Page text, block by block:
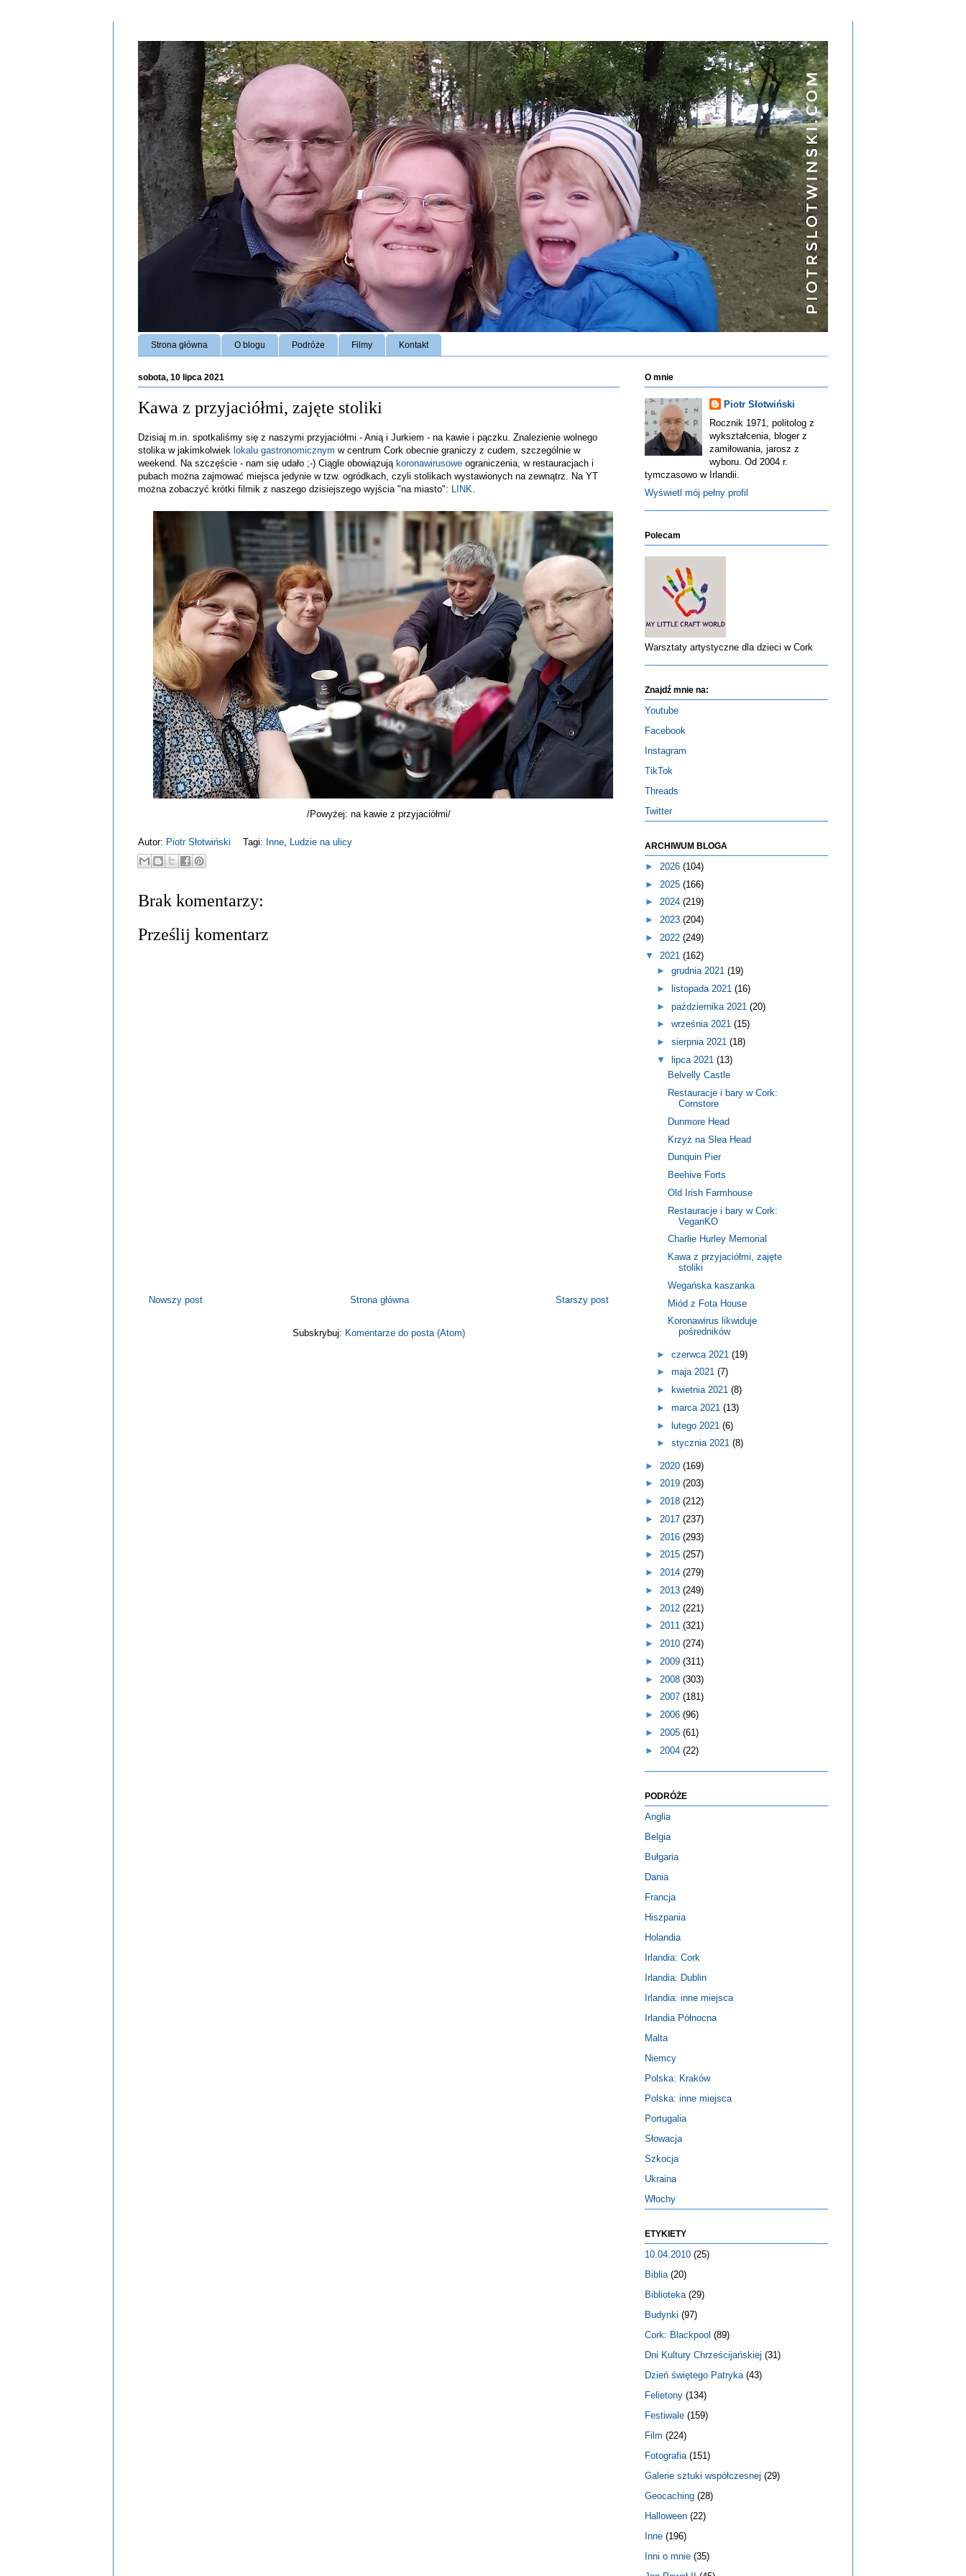
Strona główna O blogu Podróże Filmy Kontakt
sobota, 10 lipca 2021
Kawa z przyjaciółmi, zajęte stoliki
Dzisiaj m.in. spotkaliśmy się z naszymi przyjaciółmi - Anią i Jurkiem - na kawie i pączku. Znalezienie wolnego
stolika w jakimkolwiek lokalu gastronomicznym w centrum Cork obecnie graniczy z cudem, szczególnie w
weekend. Na szczęście - nam się udało ;-) Ciągle obowiązują koronawirusowe ograniczenia, w restauracjach i
pubach można zajmować miejsca jedynie w tzw. ogródkach, czyli stolikach wystawionych na zewnątrz. Na YT
można zobaczyć krótki filmik z naszego dzisiejszego wyjścia "na miasto": LINK.
/Powyżej: na kawie z przyjaciółmi/
Autor: Piotr Słotwiński Tagi: Inne Ludzie na ulicy
Brak komentarzy:
Prześlij komentarz
Nowszy post Starszy post
Strona główna
Subskrybuj: Komentarze do posta (Atom)
O mnie
Piotr Słotwiński
Rocznik 1971, politolog z
wykształcenia, bloger z
zamiłowania, jarosz z
wyboru. Od 2004 r.
tymczasowo w Irlandii.
Wyświetl mój pełny profil
Polecam
Warsztaty artystyczne dla dzieci w Cork
Znajdź mnie na:
Youtube
Facebook
Instagram
TikTok
Threads
Twitter
ARCHIWUM BLOGA
► 2026 (104)
► 2025 (166)
► 2024 (219)
► 2023 (204)
► 2022 (249)
▼ 2021 (162)
► grudnia 2021 (19)
►
listopada 2021 (16)
► października 2021 (20)
► września 2021 (15)
► sierpnia 2021 (18)
▼
lipca 2021 (13)
Belvelly Castle
Restauracje i bary w Cork:
Cornstore
Dunmore Head
Krzyż na Slea Head
Dunquin Pier
Beehive Forts
Old Irish Farmhouse
Restauracje i bary w Cork:
VeganKO
Charlie Hurley Memorial
Kawa z przyjaciółmi, zajęte
stoliki
Wegańska kaszanka
Miód z Fota House
Koronawirus likwiduje
pośredników
► czerwca 2021 (19)
► maja 2021 (7)
►
kwietnia 2021 (8)
► marca 2021 (13)
► lutego 2021 (6)
► stycznia 2021 (8)
► 2020 (169)
► 2019 (203)
► 2018 (212)
► 2017 (237)
► 2016 (293)
► 2015 (257)
► 2014 (279)
► 2013 (249)
► 2012 (221)
► 2011 (321)
► 2010 (274)
► 2009 (311)
► 2008 (303)
► 2007 (181)
► 2006 (96)
► 2005 (61)
► 2004 (22)
PODRÓŻE
Anglia
Belgia
Bułgaria
Dania
Francja
Hiszpania
Holandia
Irlandia: Cork
Irlandia: Dublin
Irlandia: inne miejsca
Irlandia Północna
Malta
Niemcy
Polska: Kraków
Polska: inne miejsca
Portugalia
Słowacja
Szkocja
Ukraina
Włochy
ETYKIETY
10.04.2010 (25)
Biblia (20)
Biblioteka (29)
Budynki (97)
Cork: Blackpool (89)
Dni Kultury Chrześcijańskiej (31)
Dzień świętego Patryka (43)
Felietony (134)
Festiwale (159)
Film (224)
Fotografia (151)
Galerie sztuki współczesnej (29)
Geocaching (28)
Halloween (22)
Inne (196)
Inni o mnie (35)